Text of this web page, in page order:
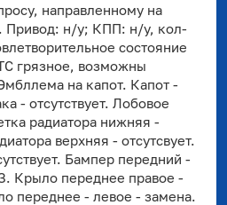
направленному на
Привод: н/у; КПП: н/у, кол-
состояние
грязное, возможны
на капот. Капот -
- отсутствует. Лобовое
радиатора нижняя -
верхняя - отсутсвует.
Бампер передний -
Крыло переднее правое -
переднее - левое - замена.